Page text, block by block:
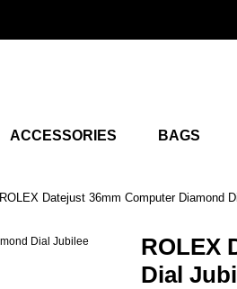
ACCESSORIES BAGS
ROLEX Datejust 36mm Computer Diamond
ROLEX
Dial